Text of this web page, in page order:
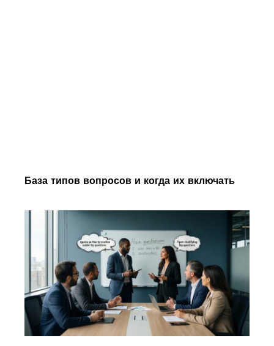
База типов вопросов и когда их включать